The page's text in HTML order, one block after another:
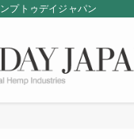
プトゥデイジャパン